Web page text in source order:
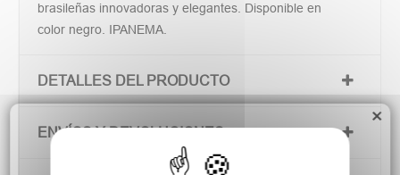
brasileñas innovadoras y elegantes. Disponible en
color negro. IPANEMA.
DETALLES DEL PRODUCTO
ENVÍOS Y DEVOLUCIONES
×